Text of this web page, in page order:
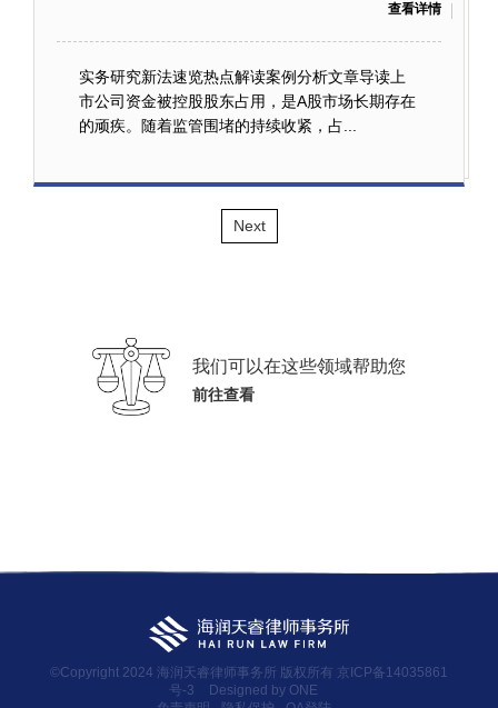
查看详情
实务研究新法速览热点解读案例分析文章导读上
市公司资金被控股股东占用，是A股市场长期存在
的顽疾。随着监管围堵的持续收紧，占...
Next
我们可以在这些领域帮助您
前往查看
©Copyright 2024 海润天睿律师事务所 版权所有 京ICP备14035861
号-3
Designed by ONE